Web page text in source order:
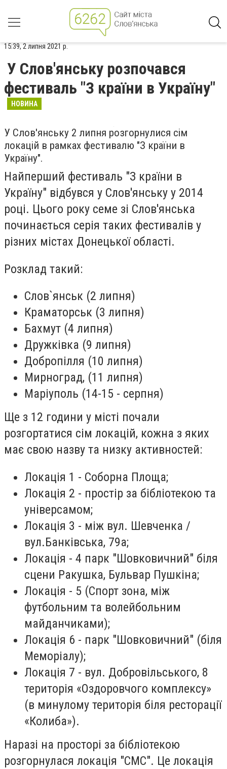
15:39, 2 липня 2021 р.
У Слов'янську розпочався
фестиваль "З країни в Україну"
НОВИНА
У Слов'янську 2 липня розгорнулися сім
локацій в рамках фестивалю "З країни в
Україну".
Найперший фестиваль "З країни в
Україну" відбувся у Слов'янську у 2014
році. Цього року семе зі Слов'янська
починається серія таких фестивалів у
різних містах Донецької області.
Розклад такий:
Слов`янськ (2 липня)
Краматорськ (3 липня)
Бахмут (4 липня)
Дружківка (9 липня)
Добропілля (10 липня)
Мирноград, (11 липня)
Маріуполь (14-15 - серпня)
Ще з 12 години у місті почали
розгортатися сім локацій, кожна з яких
має свою назву та низку активностей:
Локація 1 - Соборна Площа;
Локація 2 - простір за бібліотекою та
універсамом;
Локація 3 - мiж вул. Шевченка /
вул.Банківська, 79а;
Локація - 4 парк "Шовковичний" біля
сцени Ракушка, Бульвар Пушкіна;
Локація - 5 (Спорт зона, між
футбольним та волейбольним
майданчиками);
Локація 6 - парк "Шовковичний" (біля
Меморіалу);
Локація 7 - вул. Добровільського, 8
територія «Оздоровчого комплексу»
(в минулому територія біля ресторації
«Колиба»).
Наразі на просторі за бібліотекою
розгорнулася локація "СМС". Це локація